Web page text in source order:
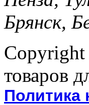
Брянск,
товаров
Политика